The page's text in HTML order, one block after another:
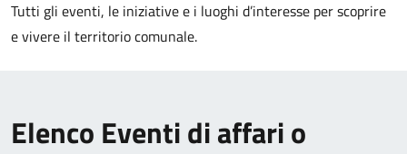
Tutti gli eventi, le iniziative e i luoghi d’interesse per scoprire
e vivere il territorio comunale.
Elenco Eventi di affari o